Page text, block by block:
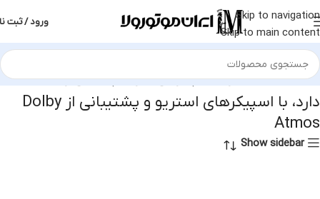
Skip to navigation
Skip to main content
ورود / ثبت
محصول بلندگو دارد، با اسپیکرهای استریو و پشتیبانی از Dolby Atmos
دارد، با اسپیکرهای استریو و پشتیبانی از Dolby
Atmos
Show sidebar